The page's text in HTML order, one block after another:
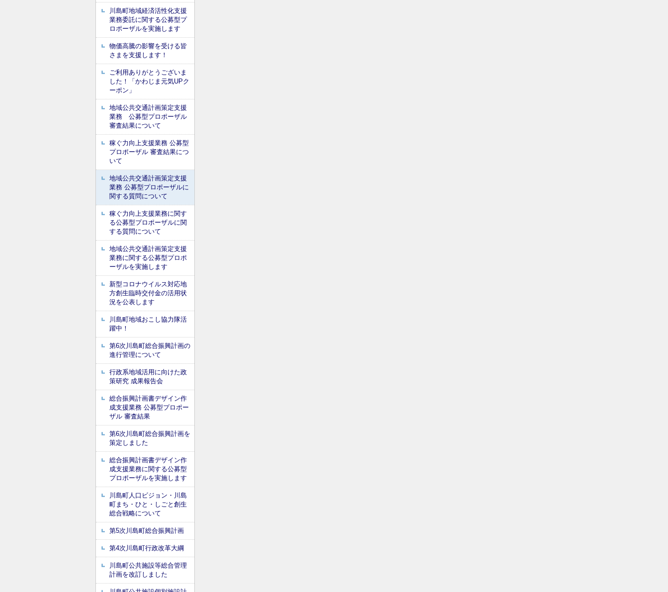
川島町地域経済活性化支援
業務委託に関する公募型プ
ロポーザルを実施します
物価高騰の影響を受ける皆
さまを支援します！
ご利用ありがとうございま
した！「かわじま元気UPク
ーポン」
地域公共交通計画策定支援
業務 公募型プロポーザル
審査結果について
稼ぐ力向上支援業務 公募型
プロポーザル 審査結果につ
いて
地域公共交通計画策定支援
業務 公募型プロポーザルに
関する質問について
稼ぐ力向上支援業務に関す
る公募型プロポーザルに関
する質問について
地域公共交通計画策定支援
業務に関する公募型プロポ
ーザルを実施します
新型コロナウイルス対応地
方創生臨時交付金の活用状
況を公表します
川島町地域おこし協力隊活
躍中！
第6次川島町総合振興計画の
進行管理について
行政系地域活用に向けた政
策研究 成果報告会
総合振興計画書デザイン作
成支援業務 公募型プロポー
ザル 審査結果
第6次川島町総合振興計画を
策定しました
総合振興計画書デザイン作
成支援業務に関する公募型
プロポーザルを実施します
川島町人口ビジョン・川島
町まち・ひと・しごと創生
総合戦略について
第5次川島町総合振興計画
第4次川島町行政改革大綱
川島町公共施設等総合管理
計画を改訂しました